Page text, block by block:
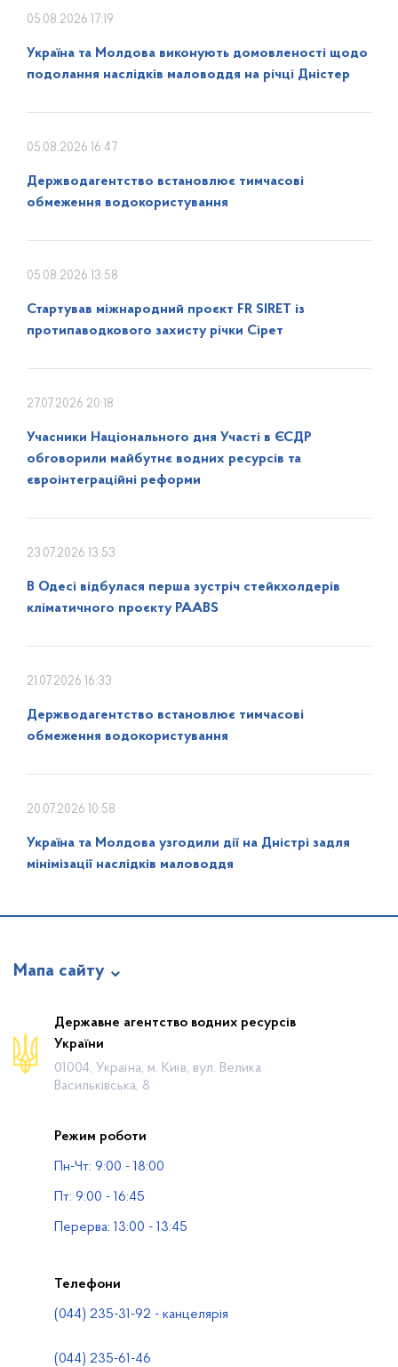
05.08.2026 17:19
Україна та Молдова виконують домовленості щодо
подолання наслідків маловоддя на річці Дністер
05.08.2026 16:47
Держводагентство встановлює тимчасові
обмеження водокористування
05.08.2026 13:58
Стартував міжнародний проєкт FR SIRET із
протипаводкового захисту річки Сірет
27.07.2026 20:18
Учасники Національного дня Участі в ЄСДР
обговорили майбутнє водних ресурсів та
євроінтеграційні реформи
23.07.2026 13:53
В Одесі відбулася перша зустріч стейкхолдерів
кліматичного проєкту PAABS
21.07.2026 16:33
Держводагентство встановлює тимчасові
обмеження водокористування
20.07.2026 10:58
Україна та Молдова узгодили дії на Дністрі задля
мінімізації наслідків маловоддя
Мапа сайту
Про відомство
Діяльність
Громадянам
Публічна інформація
Водогосподарські організації
Державне агентство водних ресурсів
України
01004, Україна, м. Київ, вул. Велика
Васильківська, 8
Режим роботи
Пн-Чт: 9:00 - 18:00
Пт: 9:00 - 16:45
Перерва: 13:00 - 13:45
Телефони
(044) 235-31-92 - канцелярія
(044) 235-61-46